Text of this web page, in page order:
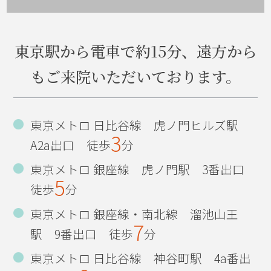
マウスピース矯正
誕生日
ひっそりと...
インフルエンザ予防法
作品展
古希のお祝い
東京五輪決定！
東京駅から電車で約15分、遠方から
もご来院いただいております。
東京メトロ 日比谷線 虎ノ門ヒルズ駅
A2a出口 徒歩3分
東京メトロ 銀座線 虎ノ門駅 3番出口
徒歩5分
東京メトロ 銀座線・南北線 溜池山王
駅 9番出口 徒歩7分
東京メトロ 日比谷線 神谷町駅 4a番出